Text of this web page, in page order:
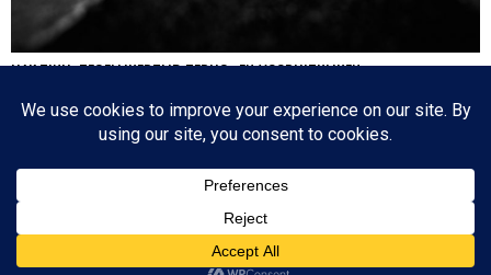
HA’AZINU: TEGELIJKERTIJD TERUG- EN VOORUITKIJKEN
oktober 2020 begonnen: de eerste parasja van het jaar. Het zijn dagen die
tegenstrijdige emoties oproepen: aan de ene kant lezen we over de laatste dagen
Since 2003 © All Rights Reserved | Foto's Robbert Baruch tenzij anders vermeld
CONTACT
BOVEN